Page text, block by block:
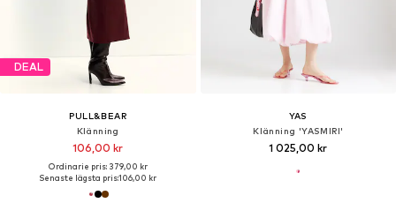
DEAL
PULL&BEAR
Klänning
106,00 kr
Ordinarie pris: 379,00 kr
Senaste lägsta pris:106,00 kr
YAS
Klänning 'YASMIRI'
1 025,00 kr